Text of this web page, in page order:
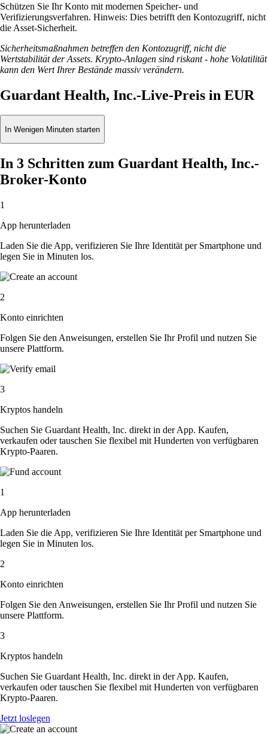
Schützen Sie Ihr Konto mit modernen Speicher- und
Verifizierungsverfahren. Hinweis: Dies betrifft den Kontozugriff, nicht
die Asset-Sicherheit.
Sicherheitsmaßnahmen betreffen den Kontozugriff, nicht die
Wertstabilität der Assets. Krypto-Anlagen sind riskant - hohe Volatilität
kann den Wert Ihrer Bestände massiv verändern.
Guardant Health, Inc.-Live-Preis in EUR
In Wenigen Minuten starten
In 3 Schritten zum Guardant Health, Inc.-
Broker-Konto
1
App herunterladen
Laden Sie die App, verifizieren Sie Ihre Identität per Smartphone und
legen Sie in Minuten los.
2
Konto einrichten
Folgen Sie den Anweisungen, erstellen Sie Ihr Profil und nutzen Sie
unsere Plattform.
3
Kryptos handeln
Suchen Sie Guardant Health, Inc. direkt in der App. Kaufen,
verkaufen oder tauschen Sie flexibel mit Hunderten von verfügbaren
Krypto-Paaren.
1
App herunterladen
Laden Sie die App, verifizieren Sie Ihre Identität per Smartphone und
legen Sie in Minuten los.
2
Konto einrichten
Folgen Sie den Anweisungen, erstellen Sie Ihr Profil und nutzen Sie
unsere Plattform.
3
Kryptos handeln
Suchen Sie Guardant Health, Inc. direkt in der App. Kaufen,
verkaufen oder tauschen Sie flexibel mit Hunderten von verfügbaren
Krypto-Paaren.
Jetzt loslegen